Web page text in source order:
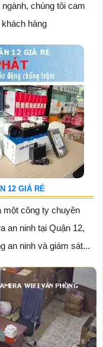
chúng tôi cam
hàng
12 GIÁ RẺ
một công ty chuyên
an ninh tại Quận 12,
an ninh và giám sát...